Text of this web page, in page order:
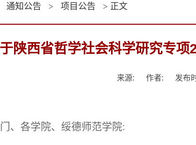
通知公告 > 项目公告 > 正文
陕西省哲学社会科学研究专
来源: 作者: 发布
、各学院、绥德师范学院: